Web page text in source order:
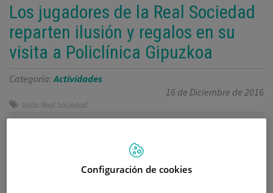
Los jugadores de la Real Sociedad
reparten ilusión y regalos en su
visita a Policlínica Gipuzkoa
Categoría: Actividades
16 de Diciembre de 2016
Visita Real Sociedad
masculino, y Cristina Cornejo, del equipo
femenino, fueron los encargados de visitar a los
Configuración de cookies